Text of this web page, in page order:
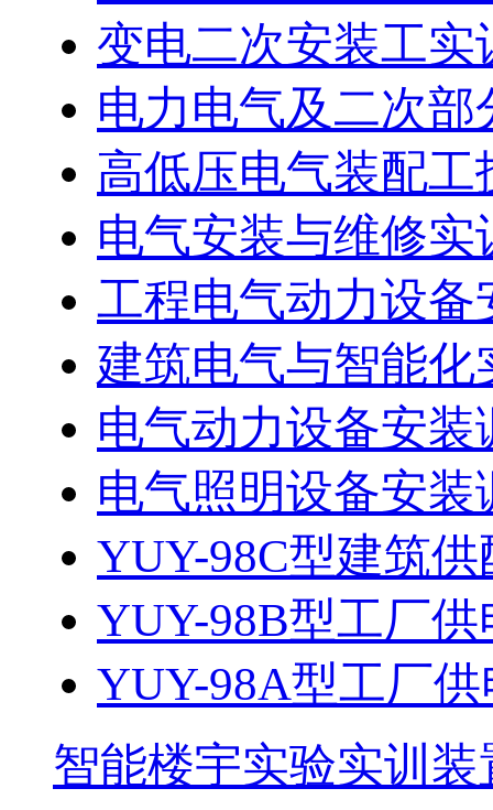
变电二次安装工实
电力电气及二次
高低压电气装配工
电气安装与维修实
工程电气动力设备
建筑电气与智能化
电气动力设备安
电气照明设备安装
YUY-98C型建筑
YUY-98B型工厂
YUY-98A型工厂
智能楼宇实验实训装